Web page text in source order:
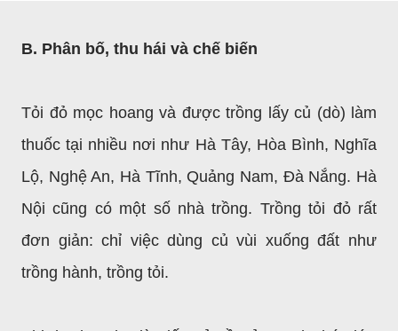
B. Phân bố, thu hái và chế biến
Tỏi đỏ mọc hoang và được trồng lấy củ (dò) làm
thuốc tại nhiều nơi như Hà Tây, Hòa Bình, Nghĩa
Lộ, Nghệ An, Hà Tĩnh, Quảng Nam, Đà Nắng. Hà
Nội cũng có một số nhà trồng. Trồng tỏi đỏ rất
đơn giản: chỉ việc dùng củ vùi xuống đất như
trồng hành, trồng tỏi.